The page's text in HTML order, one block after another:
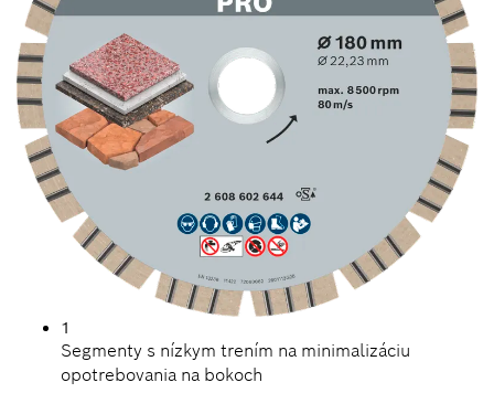
1
Segmenty s nízkym trením na minimalizáciu
opotrebovania na bokoch